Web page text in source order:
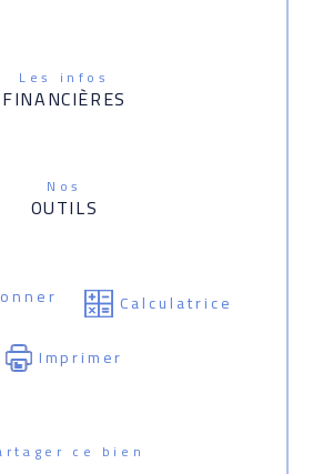
Les infos
FINANCIÈRES
Nos
OUTILS
Calculatrice
Imprimer
ce bien